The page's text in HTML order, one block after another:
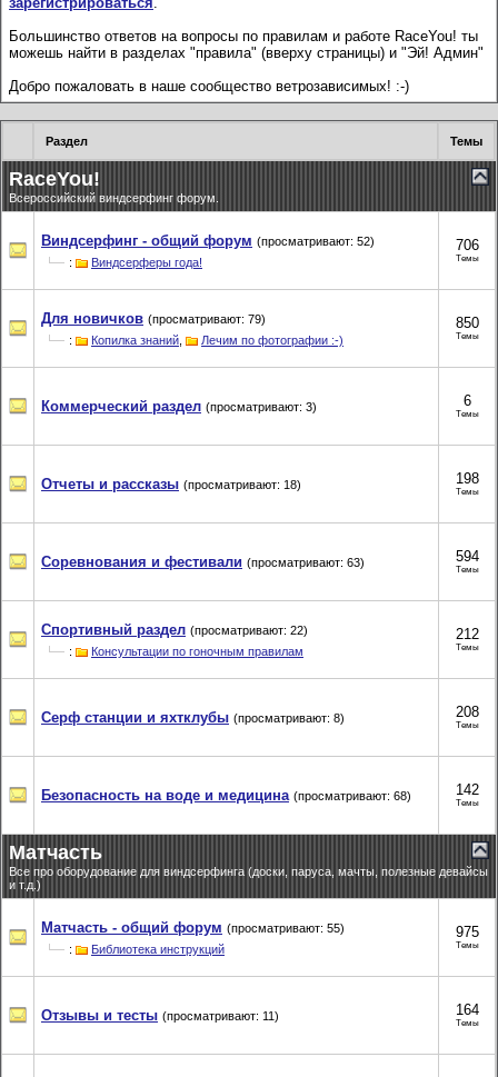
Большинство ответов на вопросы по правилам и работе RaceYou! ты
можешь найти в разделах "правила" (вверху страницы) и "Эй! Админ"
Добро пожаловать в наше сообщество ветрозависимых! :-)
Раздел Темы
RaceYou!
Всероссийский виндсерфинг форум.
Виндсерфинг - общий форум (просматривают: 52)
:
Виндсерферы года!
706
Темы
Для новичков (просматривают: 79)
:
Копилка знаний Лечим по фотографии :-)
850
Темы
Коммерческий раздел (просматривают: 3) 6
Темы
Отчеты и рассказы (просматривают: 18) 198
Темы
Соревнования и фестивали (просматривают: 63) 594
Темы
Спортивный раздел (просматривают: 22)
:
Консультации по гоночным правилам
212
Темы
Серф станции и яхтклубы (просматривают: 8) 208
Темы
Безопасность на воде и медицина (просматривают: 68) 142
Темы
Матчасть
Все про оборудование для виндсерфинга (доски, паруса, мачты, полезные девайсы
и т.д.)
Матчасть - общий форум (просматривают: 55)
:
Библиотека инструкций
975
Темы
Отзывы и тесты (просматривают: 11) 164
Темы